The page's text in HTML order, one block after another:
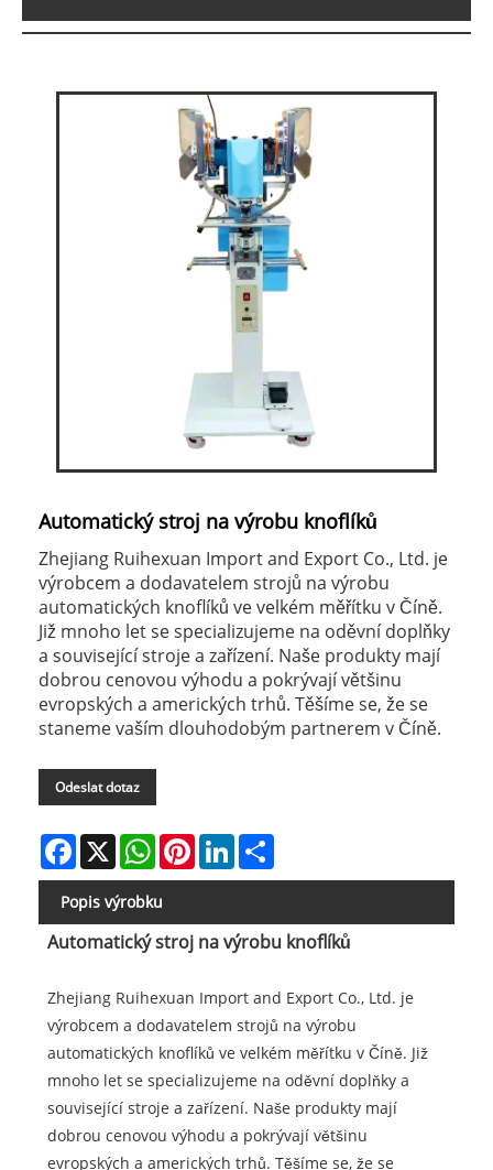
Automatický stroj na výrobu knoflíků
Zhejiang Ruihexuan Import and Export Co., Ltd. je
výrobcem a dodavatelem strojů na výrobu
automatických knoflíků ve velkém měřítku v Číně.
Již mnoho let se specializujeme na oděvní doplňky
a související stroje a zařízení. Naše produkty mají
dobrou cenovou výhodu a pokrývají většinu
evropských a amerických trhů. Těšíme se, že se
staneme vaším dlouhodobým partnerem v Číně.
Odeslat dotaz
Facebook
X WhatsAppPinterestLinkedIn
Popis výrobku
Automatický stroj na výrobu knoflíků
Zhejiang Ruihexuan Import and Export Co., Ltd. je
výrobcem a dodavatelem strojů na výrobu
automatických knoflíků ve velkém měřítku v Číně. Již
mnoho let se specializujeme na oděvní doplňky a
související stroje a zařízení. Naše produkty mají
dobrou cenovou výhodu a pokrývají většinu
evropských a amerických trhů. Těšíme se, že se